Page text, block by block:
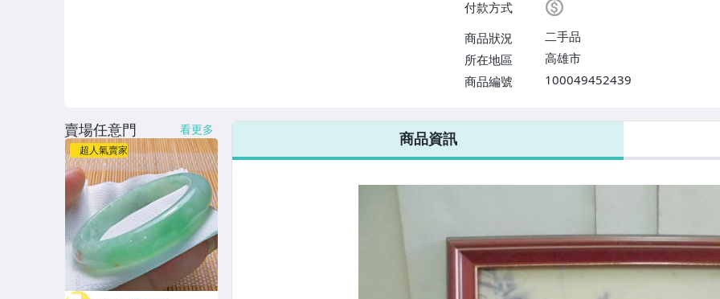
付款方式
商品狀況
二手品
所在地區
高雄市
商品編號
100049452439
商品資訊
賣場任意門 看更多
超人氣賣家